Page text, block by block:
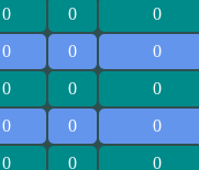
0 0
0
0 0
0
0 0
0
0 0
0
0 0
0